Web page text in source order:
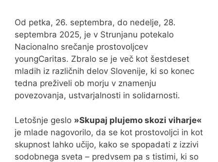
Od petka, 26. septembra, do nedelje, 28.
septembra 2025, je v Strunjanu potekalo
Nacionalno srečanje prostovoljcev
youngCaritas. Zbralo se je več kot šestdeset
mladih iz različnih delov Slovenije, ki so konec
tedna preživeli ob morju v znamenju
povezovanja, ustvarjalnosti in solidarnosti.
Letošnje geslo »Skupaj plujemo skozi viharje«
je mlade nagovorilo, da se kot prostovoljci in kot
skupnost lahko učijo, kako se spopadati z izzivi
sodobnega sveta – predvsem pa s tistimi, ki so